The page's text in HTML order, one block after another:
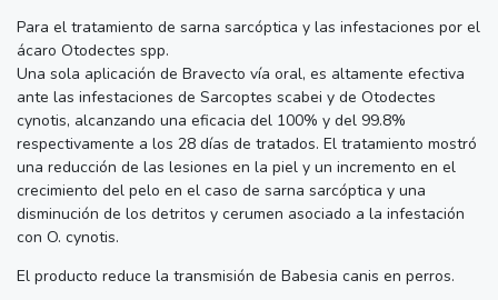
Para el tratamiento de sarna sarcóptica y las infestaciones por el
ácaro Otodectes spp.
Una sola aplicación de Bravecto vía oral, es altamente efectiva
ante las infestaciones de Sarcoptes scabei y de Otodectes
cynotis, alcanzando una eficacia del 100% y del 99.8%
respectivamente a los 28 días de tratados. El tratamiento mostró
una reducción de las lesiones en la piel y un incremento en el
crecimiento del pelo en el caso de sarna sarcóptica y una
disminución de los detritos y cerumen asociado a la infestación
con O. cynotis.
El producto reduce la transmisión de Babesia canis en perros.